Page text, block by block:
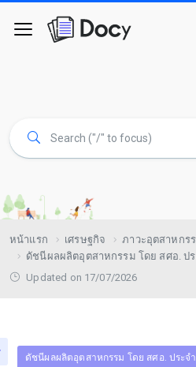
หน้าแรก เศรษฐกิจ
ภาวะอุตสาหกร
ดัชนีผลผลิตอุตสาหกรรม โดย สศอ. ปร
Updated on 17/07/2026
ดัชนีผลผลิตอุตสาหกรรม โดย สศอ. ประจ